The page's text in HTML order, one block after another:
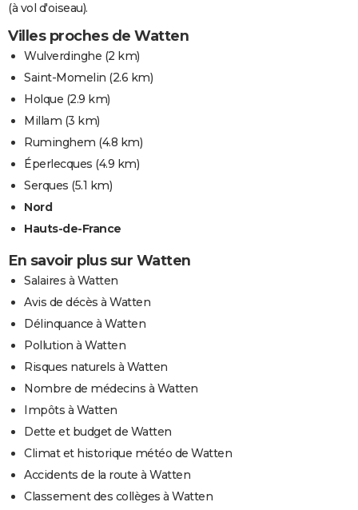
(à vol d'oiseau).
Villes proches de Watten
Wulverdinghe (2 km)
Saint-Momelin (2.6 km)
Holque (2.9 km)
Millam (3 km)
Ruminghem (4.8 km)
Éperlecques (4.9 km)
Serques (5.1 km)
Nord
Hauts-de-France
En savoir plus sur Watten
Salaires à Watten
Avis de décès à Watten
Délinquance à Watten
Pollution à Watten
Risques naturels à Watten
Nombre de médecins à Watten
Impôts à Watten
Dette et budget de Watten
Climat et historique météo de Watten
Accidents de la route à Watten
Classement des collèges à Watten